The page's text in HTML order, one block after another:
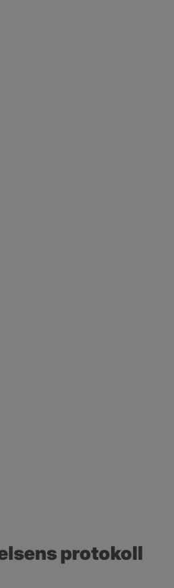
protokoll